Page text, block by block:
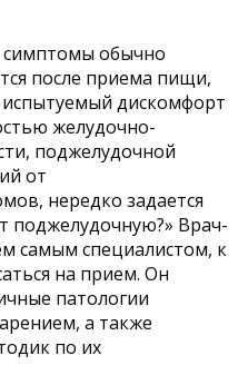
симптомы обычно
после приема пищи,
дискомфорт
желудочно-
поджелудочной
от
нередко задается
поджелудочную?» Врач-
самым специалистом, к
на прием. Он
патологии
а также
по их